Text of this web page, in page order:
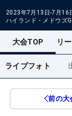
2023年7月13日-7月16
ハイランド・メドウズ
大会TOP リ
ライブフォト
前の大